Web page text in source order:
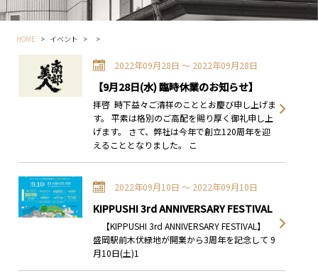
HOME > イベント > >
2022年09月28日 〜 2022年09月28日
【9月28日(水) 臨時休業のお知らせ】
拝啓 時下益々ご清祥のこととお慶び申し上げま
す。 平素は格別のご高配を賜り厚く御礼申し上
げます。 さて、弊社は今年で創立120周年を迎
えることとなりました。 こ
2022年09月10日 〜 2022年09月10日
KIPPUSHI 3rd ANNIVERSARY FESTIVAL
【KIPPUSHI 3rd ANNIVERSARY FESTIVAL】
盛岡駅前木伏緑地が開業から3周年を記念して 9
月10日(土)1